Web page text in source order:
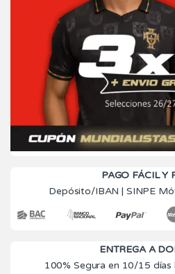
PAGO FÁCIL Y
Depósito/IBAN | SINPE
ENTREGA A
100% Segura en 10/15 días